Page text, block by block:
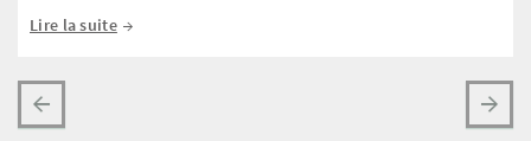
Lire la suite